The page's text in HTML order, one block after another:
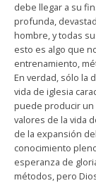
debe llegar a su
profunda,
hombre, y todas
esto es algo que
entrenamiento,
En verdad, sólo la
vida de iglesia
puede producir un
valores de la vida
de la expansión
conocimiento
esperanza de
métodos, pero